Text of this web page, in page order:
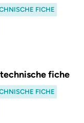
FICHE
fiche
FICHE